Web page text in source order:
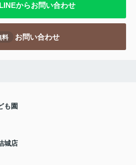
LINEからお問い合わせ
料 お問い合わせ
も園
城店